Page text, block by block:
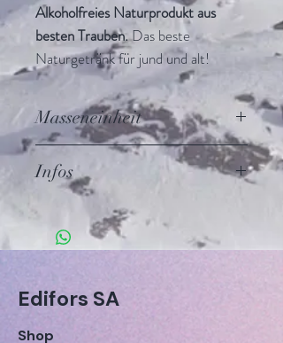
Alkoholfreies Naturprodukt aus
besten Trauben.Das beste
Naturgetränk für jund und alt!
Masseneinheit
Infos
Dosierung
: Ein Likörglas rein oder
mit Wasser verdünnt 3-4 mal
täglich zwischen den Mahlzeiten
dieser Traubensaft ein günstiges
Edifors SA
Shop